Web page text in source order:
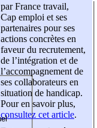
par France travail,
Cap emploi et ses
partenaires pour ses
actions concrètes en
faveur du recrutement,
de l’intégration et de
l’accompagnement de
ses collaborateurs en
situation de handicap.
Pour en savoir plus,
consultez cet article.